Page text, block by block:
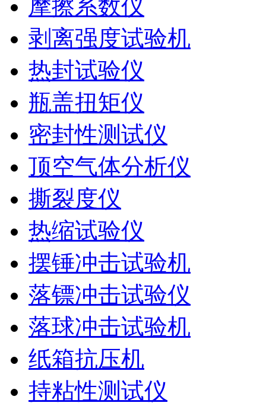
摩擦系数仪
剥离强度试验机
热封试验仪
瓶盖扭矩仪
密封性测试仪
顶空气体分析仪
撕裂度仪
热缩试验仪
摆锤冲击试验机
落镖冲击试验仪
落球冲击试验机
纸箱抗压机
持粘性测试仪